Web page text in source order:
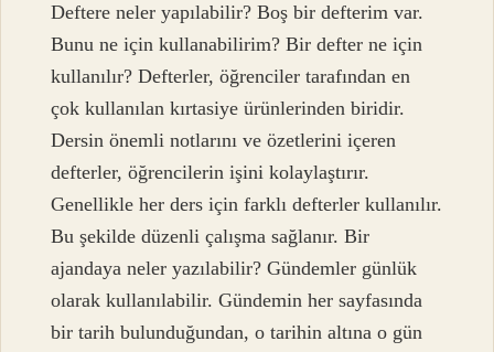
Deftere neler yapılabilir? Boş bir defterim var.
Bunu ne için kullanabilirim? Bir defter ne için
kullanılır? Defterler, öğrenciler tarafından en
çok kullanılan kırtasiye ürünlerinden biridir.
Dersin önemli notlarını ve özetlerini içeren
defterler, öğrencilerin işini kolaylaştırır.
Genellikle her ders için farklı defterler kullanılır.
Bu şekilde düzenli çalışma sağlanır. Bir
ajandaya neler yazılabilir? Gündemler günlük
olarak kullanılabilir. Gündemin her sayfasında
bir tarih bulunduğundan, o tarihin altına o gün